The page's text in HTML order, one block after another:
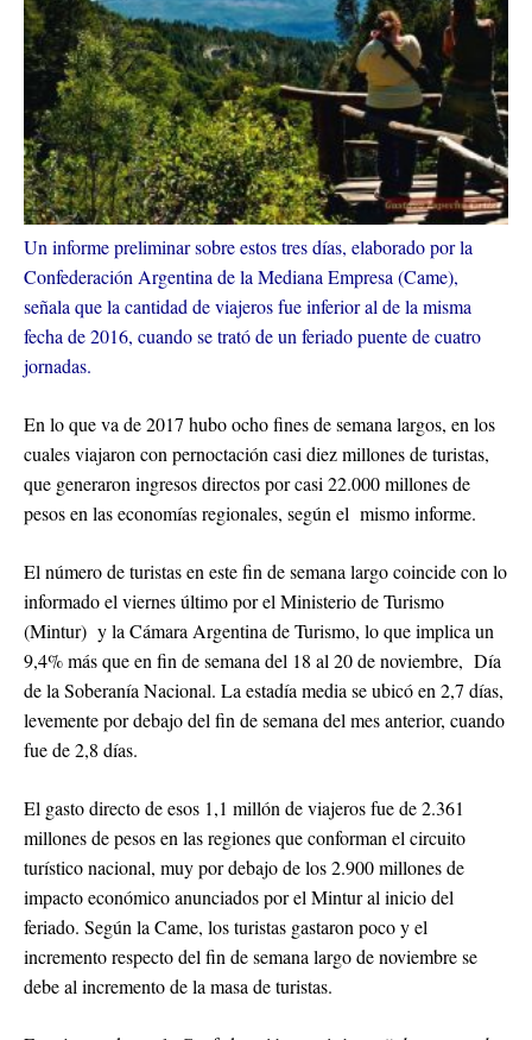
Un informe preliminar sobre estos tres días, elaborado por la
Confederación Argentina de la Mediana Empresa (Came),
señala que la cantidad de viajeros fue inferior al de la misma
fecha de 2016, cuando se trató de un feriado puente de cuatro
jornadas.
En lo que va de 2017 hubo ocho fines de semana largos, en los
cuales viajaron con pernoctación casi diez millones de turistas,
que generaron ingresos directos por casi 22.000 millones de
pesos en las economías regionales, según el mismo informe.
El número de turistas en este fin de semana largo coincide con lo
informado el viernes último por el Ministerio de Turismo
(Mintur) y la Cámara Argentina de Turismo, lo que implica un
9,4% más que en fin de semana del 18 al 20 de noviembre, Día
de la Soberanía Nacional. La estadía media se ubicó en 2,7 días,
levemente por debajo del fin de semana del mes anterior, cuando
fue de 2,8 días.
El gasto directo de esos 1,1 millón de viajeros fue de 2.361
millones de pesos en las regiones que conforman el circuito
turístico nacional, muy por debajo de los 2.900 millones de
impacto económico anunciados por el Mintur al inicio del
feriado. Según la Came, los turistas gastaron poco y el
incremento respecto del fin de semana largo de noviembre se
debe al incremento de la masa de turistas.